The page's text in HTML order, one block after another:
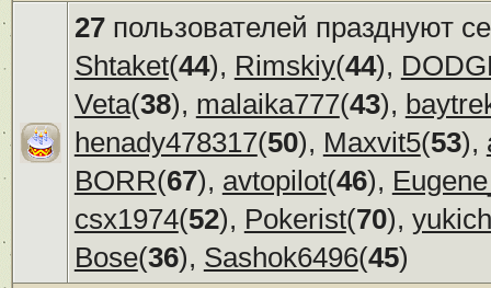
27пользователей празднуют
Shtaket(44), Rimskiy(44),
Veta(38), malaika777(43),
henady478317(50), Maxvit5(53),
BORR(67), avtopilot(46),
csx1974(52), Pokerist(70), yukich
Bose(36), Sashok6496(45)